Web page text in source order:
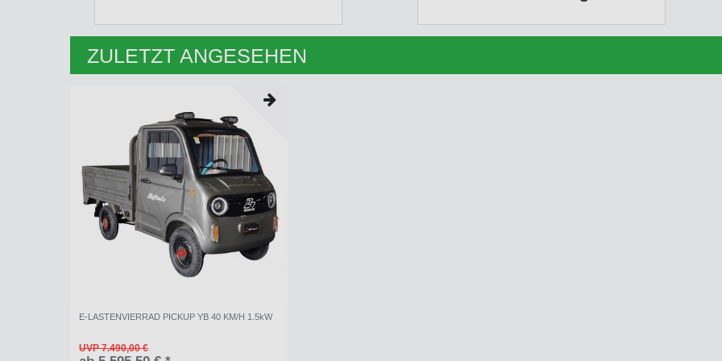
ZULETZT ANGESEHEN
E-LASTENVIERRAD PICKUP YB 40 KM/H 1.5kW
UVP 7.490,00 €